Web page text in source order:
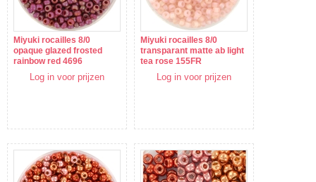
Miyuki rocailles 8/0
opaque glazed frosted
rainbow red 4696
Log in voor prijzen
Miyuki rocailles 8/0
transparant matte ab light
tea rose 155FR
Log in voor prijzen